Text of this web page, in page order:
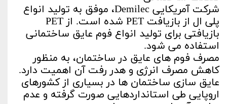
شرکت آمریکایی Demilec، موفق به تولید انواع
پلی ال از بازیافت PET شده است. از PET
بازیافتی برای تولید انواع فوم عایق ساختمانی
استفاده می شود.
مصرف فوم های عایق در ساختمان، به منظور
کاهش مصرف انرژی و هدر رفت آن اهمیت دارد.
عایق سازی ساختمان ها در بسیاری از کشورهای
اروپایی طی استانداردهایی صورت گرفته و عدم